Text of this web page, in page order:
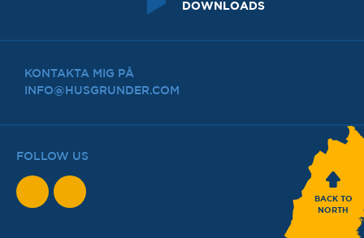
DOWNLOADS
KONTAKTA MIG PÅ
INFO@HUSGRUNDER.COM
FOLLOW US
BACK TO
NORTH